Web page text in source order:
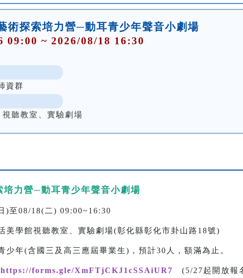
術探索培力營─動耳青少年聲音小劇場
09:00 ~ 2026/08/18 16:30
資群
聽教室、實驗劇場
培力營─動耳青少年聲音小劇場
)至08/18(二) 09:00~16:30
美學館視聽教室、實驗劇場(彰化縣彰化市卦山路18號)
少年(含國三及高三應屆畢業生)，預計30人，額滿為止。
https://forms.gle/XmFTjCKJ1cSSAiUR7 (5/27起開放報